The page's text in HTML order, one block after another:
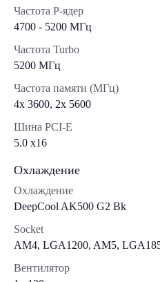
Частота P-ядер
4700 - 5200 МГц
Частота Turbo
5200 МГц
Частота памяти (МГц)
4x 3600, 2x 5600
Шина PCI-E
5.0 x16
Охлаждение
Охлаждение
DeepCool AK500 G2 Bk
Socket
AM4, LGA1200, AM5,
Вентилятор